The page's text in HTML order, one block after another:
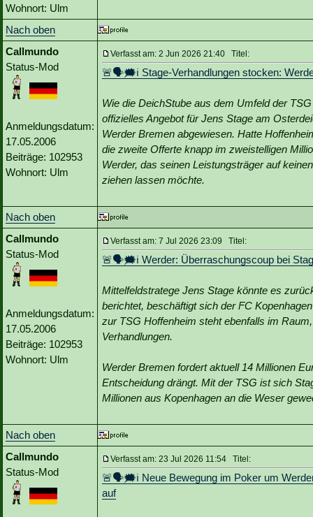
Wohnort: Ulm
Nach oben
Callmundo
Status-Mod
Anmeldungsdatum:
17.05.2006
Beiträge: 102953
Wohnort: Ulm
Verfasst am: 2 Jun 2026 21:40 Titel:
🚨🗣🗯️ℹ️ Stage-Verhandlungen stocken:
Wie die DeichStube aus dem Umfeld der
offizielles Angebot für Jens Stage am
Werder Bremen abgewiesen. Hatte
die zweite Offerte knapp im zweistelligen
Werder, das seinen Leistungsträger auf
ziehen lassen möchte.
Nach oben
Callmundo
Status-Mod
Anmeldungsdatum:
17.05.2006
Beiträge: 102953
Wohnort: Ulm
Verfasst am: 7 Jul 2026 23:09 Titel:
🚨🗣🗯️ℹ️ Werder: Überraschungscoup bei
Mittelfeldstratege Jens Stage könnte es
berichtet, beschäftigt sich der FC
zur TSG Hoffenheim steht ebenfalls im
Verhandlungen.
Werder Bremen fordert aktuell 14 Millionen
Entscheidung drängt. Mit der TSG ist sich
Millionen aus Kopenhagen an die Weser
Nach oben
Callmundo
Status-Mod
Verfasst am: 23 Jul 2026 11:54 Titel:
🚨🗣🗯️ℹ️ Neue Bewegung im Poker um
auf